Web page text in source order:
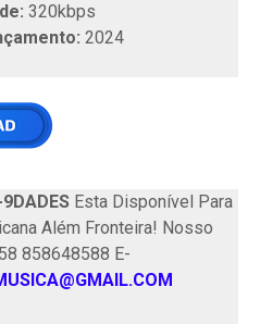
320kbps
2024
Esta Disponível Para
Além Fronteira! Nosso
858648588 E-